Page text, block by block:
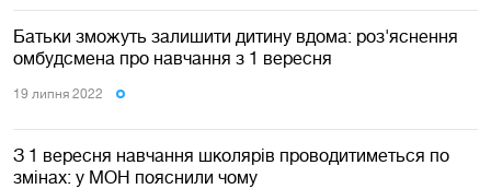
Батьки зможуть залишити дитину вдома: роз'яснення
омбудсмена про навчання з 1 вересня
19 липня 2022
З 1 вересня навчання школярів проводитиметься по
змінах: у МОН пояснили чому